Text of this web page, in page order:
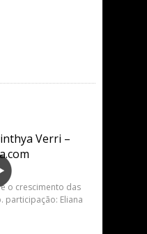
Verri –
o crescimento das
participação: Eliana